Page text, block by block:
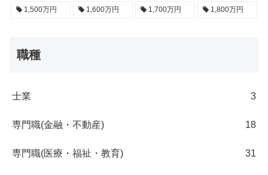
1,500万円 1,600万円 1,700万円 1,800万円
職種
士業 3
専門職(金融・不動産) 18
専門職(医療・福祉・教育) 31